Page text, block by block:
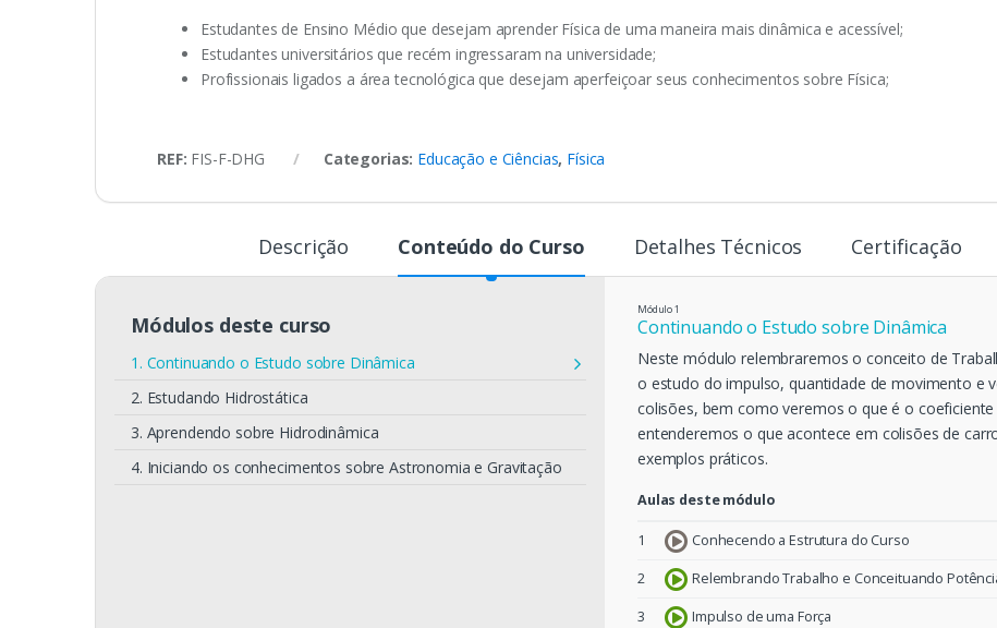
Estudantes de Ensino Médio que desejam aprender Física de uma maneira mais dinâmica e acessível;
Estudantes universitários que recém ingressaram na universidade;
Profissionais ligados a área tecnológica que desejam aperfeiçoar seus conhecimentos sobre Física;
REF: FIS-F-DHG Categorias: Educação e Ciências, Física
Descrição Conteúdo do Curso Detalhes Técnicos Certificação
Módulos deste curso
1. Continuando o Estudo sobre Dinâmica
2. Estudando Hidrostática
3. Aprendendo sobre Hidrodinâmica
4. Iniciando os conhecimentos sobre Astronomia e Gravitação
Módulo1
Continuando o Estudo sobre Dinâmica
Neste módulo relembraremos o conceito de
o estudo do impulso, quantidade de movimento e
colisões, bem como veremos o que é o
entenderemos o que acontece em colisões de
exemplos práticos.
Aulas deste módulo
1 Conhecendo a Estrutura do Curso
2 Relembrando Trabalho e Conceituando
3 Impulso de uma Força